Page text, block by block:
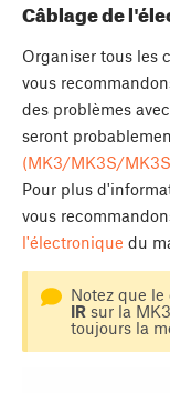
Câblage de
Organiser tous les
vous
des problèmes
seront
(MK3/MK3S/
Pour plus
vous
l'électronique du
Notez que
IRsur la
toujours la